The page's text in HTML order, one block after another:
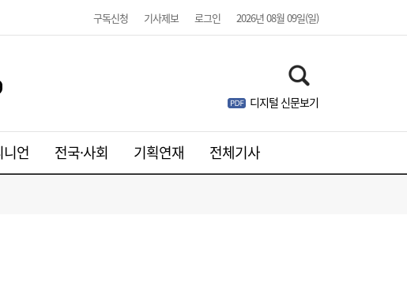
구독신청 기사제보 로그인 2026년 08월 09일(일)
디지털 신문보기
언 전국·사회 기획연재 전체기사